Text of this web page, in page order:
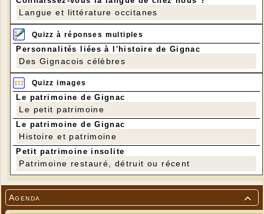

Agenda
Langue et littérature occitanes
Quizz à réponses multiples
Personnalités liées à l'histoire de Gignac
Des Gignacois célèbres
Quizz images
Le patrimoine de Gignac
Le petit patrimoine
Le patrimoine de Gignac
Histoire et patrimoine
Petit patrimoine insolite
Patrimoine restauré, détruit ou récent